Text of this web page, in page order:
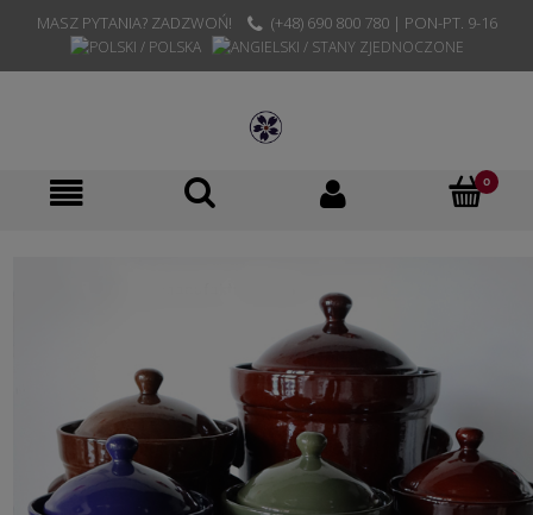
MASZ PYTANIA? ZADZWOŃ! (+48) 690 800 780 | PON-PT. 9-16